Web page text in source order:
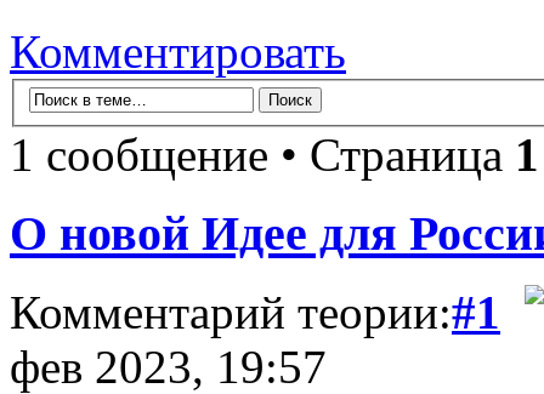
Комментировать
1 сообщение • Страница 1
О новой Идее для
Комментарий теории:#1
фев 2023, 19:57